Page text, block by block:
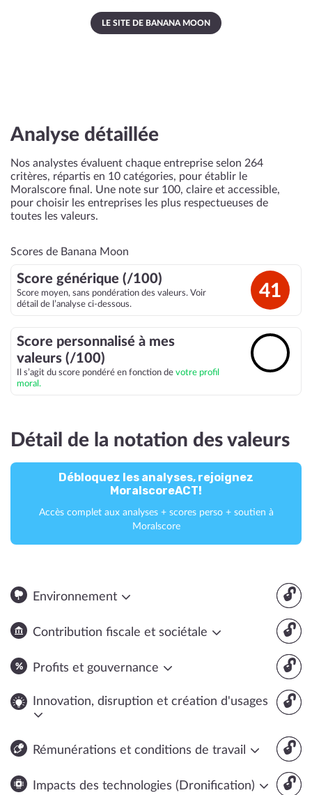
LE SITE DE BANANA MOON
Analyse détaillée
Nos analystes évaluent chaque entreprise selon 264
critères, répartis en 10 catégories, pour établir le
Moralscore final. Une note sur 100, claire et accessible,
pour choisir les entreprises les plus respectueuses de
toutes les valeurs.
Scores de Banana Moon
Score générique (/100)
Score moyen, sans pondération des valeurs. Voir
détail de l’analyse ci-dessous.
41
Score personnalisé à mes
valeurs (/100)
Il s’agit du score pondéré en fonction de votre profil
moral.
Détail de la notation des valeurs
Débloquez les analyses, rejoignez
MoralscoreACT!
Accès complet aux analyses + scores perso + soutien à
Moralscore
🔓
Environnement
🔓
Contribution fiscale et sociétale
🔓
Profits et gouvernance
🔓
Innovation, disruption et création d'usages
🔓
Rémunérations et conditions de travail
🔓
Impacts des technologies (Dronification)